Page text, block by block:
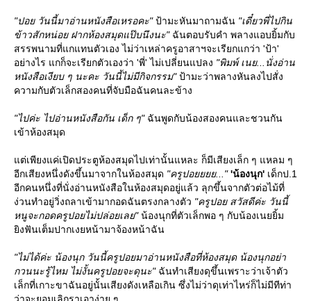
"ปอย วันนี้มาอ่านหนังสือเหรอคะ"ป้ามะหันมาถามฉัน "เดี๋ยวพี่ไปกิน
ข้าวสักหน่อย ฝากห้องสมุดแป๊บนึงนะ"ฉันตอบรับคำ พลางแอบยิ้มกับ
สรรพนามที่แกแทนตัวเอง ไม่ว่าเหล่าครูอาสาฯจะเรียกแกว่า 'ป้า'
อย่างไร แกก็จะเรียกตัวเองว่า 'พี่' ไม่เปลี่ยนแปลง "พิมพ์ เนย...นั่งอ่าน
หนังสือเงียบ ๆ นะคะ วันนี้ไม่มีกิจกรรม"ป้ามะว่าพลางหันลงไปสั่ง
ความกับตัวเล็กสองคนที่จับมือฉันคนละข้าง
"ไปค่ะ ไปอ่านหนังสือกัน เด็ก ๆ"ฉันพูดกับน้องสองคนและชวนกัน
เข้าห้องสมุด
ต่เพียงแค่เปิดประตูห้องสมุดไปเท่านั้นแหละ ก็มีเสียงเล็ก ๆ แหลม ๆ
อีกเสียงหนึ่งดังขึ้นมาจากในห้องสมุด "ครูปอยยยย..."'น้องนุก' เด็กป.1
อีกคนหนึ่งที่นั่งอ่านหนังสือในห้องสมุดอยู่แล้ว ลุกขึ้นจากตัวต่อไม้ที่
ง่วนทำอยู่วิ่งถลาเข้ามากอดฉันตรงกลางตัว "ครูปอย สวัสดีค่ะ วันนี้
หนูจะกอดครูปอยไม่ปล่อยเลย"น้องนุกที่ตัวเล็กพอ ๆ กับน้องเนยยิ้ม
ิงฟันเต็มปากเงยหน้ามาจ้องหน้าฉัน
"ไม่ได้ค่ะ น้องนุก วันนี้ครูปอยมาอ่านหนังสือที่ห้องสมุด น้องนุกอย่า
กวนนะรู้ไหม ไม่งั้นครูปอยจะดุนะ"ฉันทำเสียงดุขึ้นเพราะว่าเจ้าตัว
เล็กที่เกาะขาฉันอยู่นั้นเสียงดังเหลือเกิน ซึ่งไม่ว่าดุเท่าไหร่ก็ไม่มีทีท่า